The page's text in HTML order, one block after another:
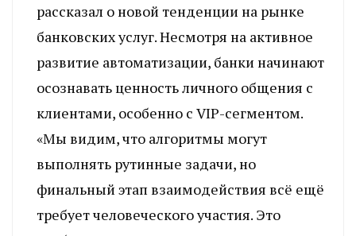
рассказал о новой тенденции на рынке
банковских услуг. Несмотря на активное
развитие автоматизации, банки начинают
осознавать ценность личного общения с
клиентами, особенно с VIP-сегментом.
«Мы видим, что алгоритмы могут
выполнять рутинные задачи, но
финальный этап взаимодействия всё ещё
требует человеческого участия. Это